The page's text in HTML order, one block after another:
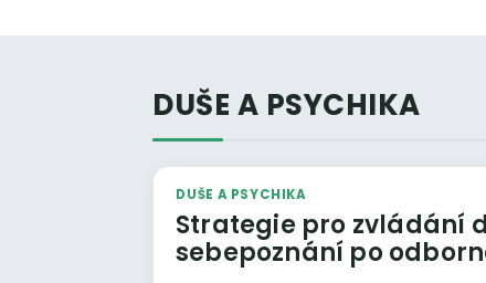
DUŠE A PSYCHIKA
DUŠE A PSYCHIKA
Strategie pro zvládání
sebepoznání po